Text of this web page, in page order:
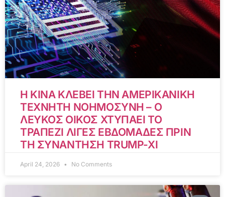
Η ΚΙΝΑ ΚΛΕΒΕΙ ΤΗΝ ΑΜΕΡΙΚΑΝΙΚΗ
ΤΕΧΝΗΤΗ ΝΟΗΜΟΣΥΝΗ – Ο
ΛΕΥΚΟΣ ΟΙΚΟΣ ΧΤΥΠΑΕΙ ΤΟ
ΤΡΑΠΕΖΙ ΛΙΓΕΣ ΕΒΔΟΜΑΔΕΣ ΠΡΙΝ
ΤΗ ΣΥΝΑΝΤΗΣΗ TRUMP-XI
April 24, 2026 No Comments